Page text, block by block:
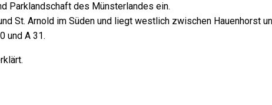
Parklandschaft des Münsterlandes ein.
St. Arnold im Süden und liegt westlich zwischen Hauenhorst
und A 31.